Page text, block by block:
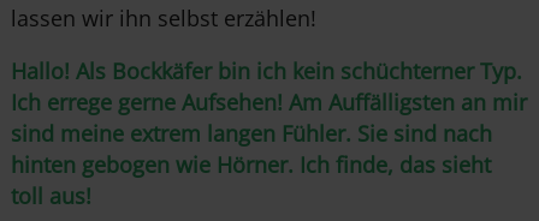
lassen wir ihn selbst erzählen!
Hallo! Als Bockkäfer bin ich kein schüchterner Typ.
Ich errege gerne Aufsehen! Am Auffälligsten an mir
sind meine extrem langen Fühler. Sie sind nach
hinten gebogen wie Hörner. Ich finde, das sieht
toll aus!